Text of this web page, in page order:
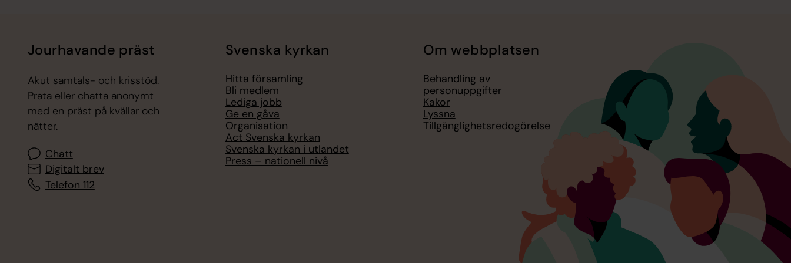
Jourhavande präst
Akut samtals- och krisstöd.
Prata eller chatta anonymt
med en präst på kvällar och
nätter.
Chatt
Digitalt brev
Telefon 112
Svenska kyrkan
Hitta församling
Bli medlem
Lediga jobb
Ge en gåva
Organisation
Act Svenska kyrkan
Svenska kyrkan i utlandet
Press – nationell nivå
Om webbplatsen
Behandling av
personuppgifter
Kakor
Lyssna
Tillgänglighetsredogörelse